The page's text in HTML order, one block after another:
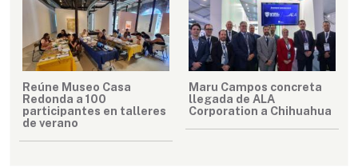
Reúne Museo Casa
Redonda a 100
participantes en talleres
de verano
Maru Campos concreta
llegada de ALA
Corporation a Chihuahua